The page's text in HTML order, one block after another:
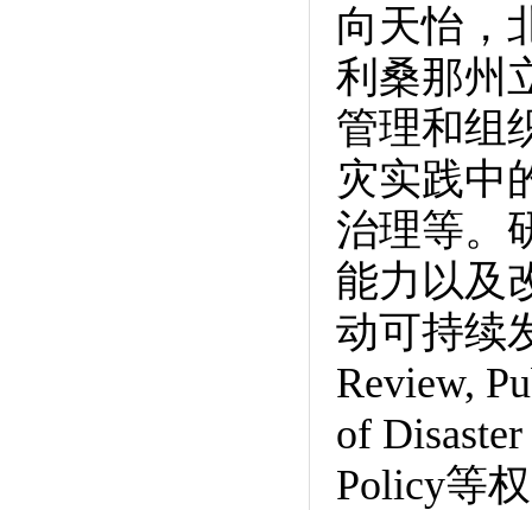
向天怡，
利桑那州
管理和组
灾实践中
治理等。
能力以及
动可持续
Review,
of
Policy等